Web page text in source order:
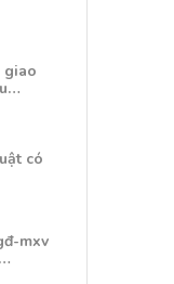
giao
có
mxv